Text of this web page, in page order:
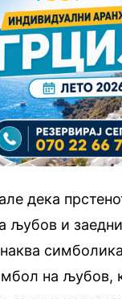
дека
љубов и
на љубов,